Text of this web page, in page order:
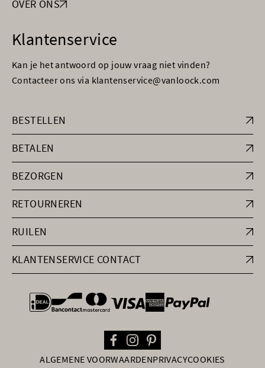
OVER ONS
Klantenservice
Kan je het antwoord op jouw vraag niet vinden?
Contacteer ons via klantenservice@vanloock.com
BESTELLEN
BETALEN
BEZORGEN
RETOURNEREN
RUILEN
KLANTENSERVICE CONTACT
general.paymentOptions
ALGEMENE VOORWAARDENPRIVACYCOOKIES